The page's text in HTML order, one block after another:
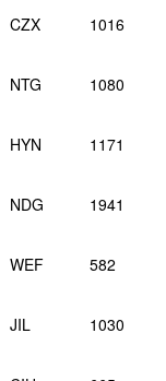
CZX 1016
NTG 1080
HYN 1171
NDG 1941
WEF 582
JIL 1030